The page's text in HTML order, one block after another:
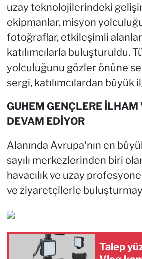
uzay teknolojilerindeki
ekipmanlar, misyon
fotoğraflar, etkileşimli
katılımcılarla buluşturuldu.
yolculuğunu gözler önüne
sergi, katılımcılardan büyük
GUHEM GENÇLERE İLHAM
DEVAM EDİYOR
Alanında Avrupa'nın en
sayılı merkezlerinden biri
havacılık ve uzay
ve ziyaretçilerle
Talep